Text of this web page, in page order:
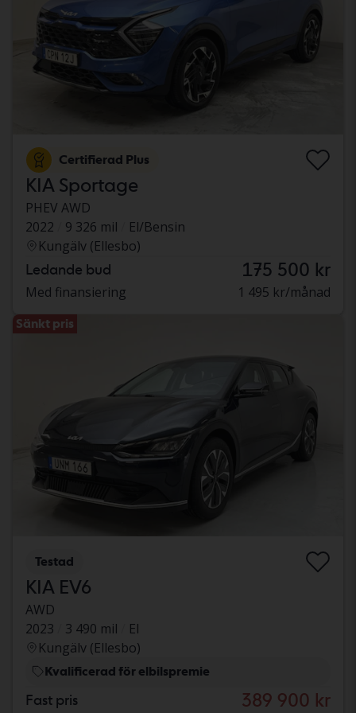
Certifierad Plus
KIA Sportage
PHEV AWD
2022
9 326 mil
El/Bensin
Kungälv (Ellesbo)
Ledande bud 175 500 kr
Med finansiering 1 495 kr/månad
Sänkt pris
Testad
KIA EV6
AWD
2023
3 490 mil
El
Kungälv (Ellesbo)
Kvalificerad för elbilspremie
Fast pris 389 900 kr